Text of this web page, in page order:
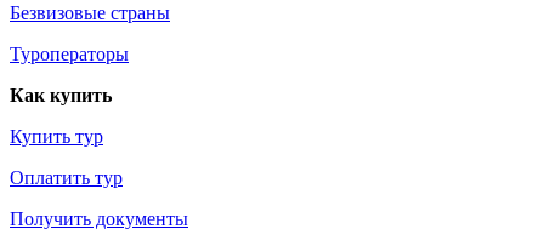
Безвизовые страны
Туроператоры
Как купить
Купить тур
Оплатить тур
Получить документы